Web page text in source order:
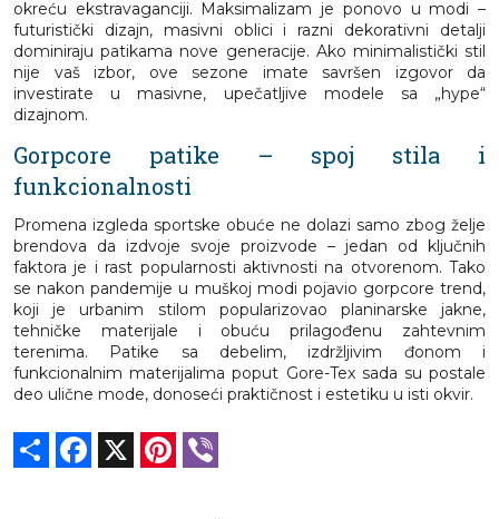
okreću ekstravaganciji. Maksimalizam je ponovo u modi –
futuristički dizajn, masivni oblici i razni dekorativni detalji
dominiraju patikama nove generacije. Ako minimalistički stil
nije vaš izbor, ove sezone imate savršen izgovor da
investirate u masivne, upečatljive modele sa „hype“
dizajnom.
Gorpcore patike – spoj stila i
funkcionalnosti
Promena izgleda sportske obuće ne dolazi samo zbog želje
brendova da izdvoje svoje proizvode – jedan od ključnih
faktora je i rast popularnosti aktivnosti na otvorenom. Tako
se nakon pandemije u muškoj modi pojavio gorpcore trend,
koji je urbanim stilom popularizovao planinarske jakne,
tehničke materijale i obuću prilagođenu zahtevnim
terenima. Patike sa debelim, izdržljivim đonom i
funkcionalnim materijalima poput Gore-Tex sada su postale
deo ulične mode, donoseći praktičnost i estetiku u isti okvir.
Share Facebook Pinterest